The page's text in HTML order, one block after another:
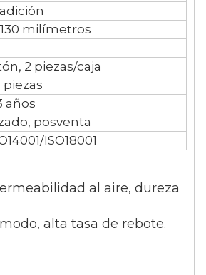
milímetros
2 piezas/caja
piezas
años
posventa
ISO18001
al aire, dureza
alta tasa de rebote.